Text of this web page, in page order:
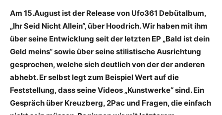
Am 15.August ist der Release von Ufo361 Debütalbum,
„Ihr Seid Nicht Allein“, über Hoodrich. Wir haben mit ihm
über seine Entwicklung seit der letzten EP „Bald ist dein
Geld meins“ sowie über seine stilistische Ausrichtung
gesprochen, welche sich deutlich von der der anderen
abhebt. Er selbst legt zum Beispiel Wert auf die
Feststellung, dass seine Videos „Kunstwerke“ sind. Ein
Gespräch über Kreuzberg, 2Pac und Fragen, die einfach